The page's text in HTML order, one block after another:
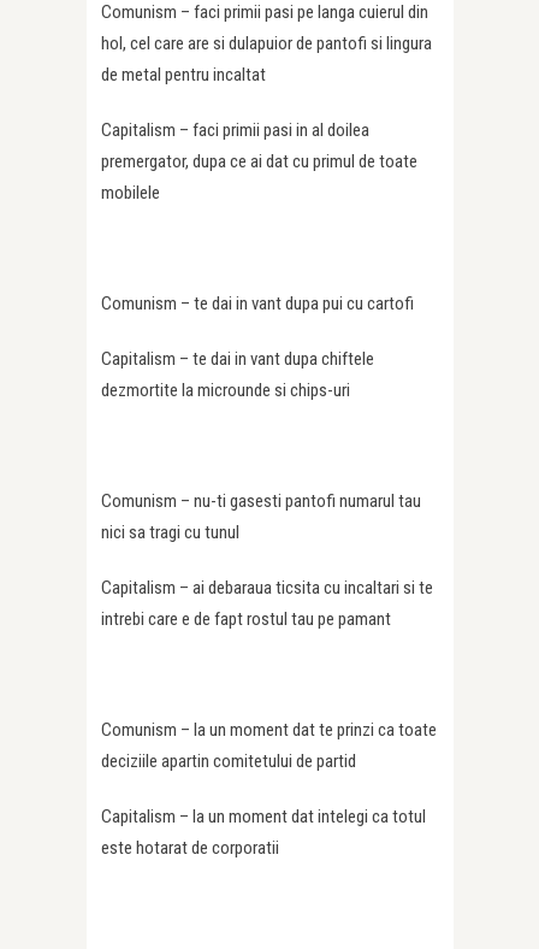
Comunism – faci primii pasi pe langa cuierul din
hol, cel care are si dulapuior de pantofi si lingura
de metal pentru incaltat
Capitalism – faci primii pasi in al doilea
premergator, dupa ce ai dat cu primul de toate
mobilele
Comunism – te dai in vant dupa pui cu cartofi
Capitalism – te dai in vant dupa chiftele
dezmortite la microunde si chips-uri
Comunism – nu-ti gasesti pantofi numarul tau
nici sa tragi cu tunul
Capitalism – ai debaraua ticsita cu incaltari si te
intrebi care e de fapt rostul tau pe pamant
Comunism – la un moment dat te prinzi ca toate
deciziile apartin comitetului de partid
Capitalism – la un moment dat intelegi ca totul
este hotarat de corporatii